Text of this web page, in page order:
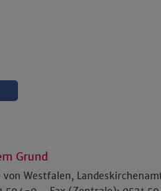
Grund
von Westfalen,